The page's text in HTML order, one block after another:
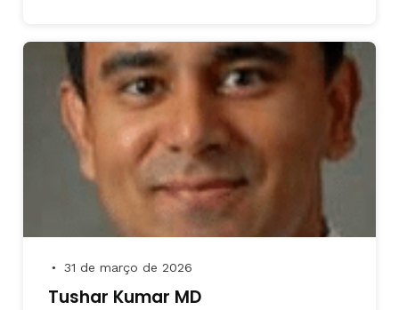
● 31 de março de 2026
Tushar Kumar MD